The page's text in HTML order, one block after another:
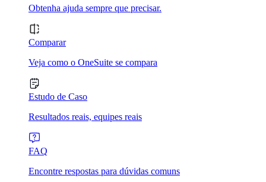
Obtenha ajuda sempre que precisar.
Comparar
Veja como o OneSuite se compara
Estudo de Caso
Resultados reais, equipes reais
FAQ
Encontre respostas para dúvidas comuns